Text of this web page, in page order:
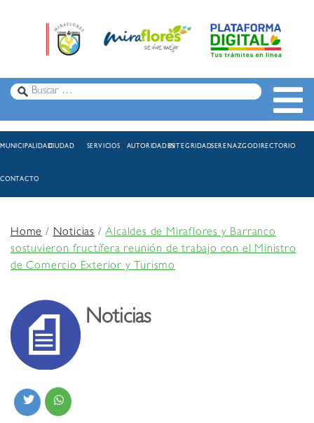
MUNICIPALIDADCIUDAD SERVICIOS AUTORIDADESINTEGRIDADSERENAZGODIRECTORIO
CONTACTO
Home/Noticias /Alcaldes de Miraflores y Barranco
sostuvieron fructífera reunión de trabajo con el Ministro
de Comercio Exterior y Turismo
Noticias